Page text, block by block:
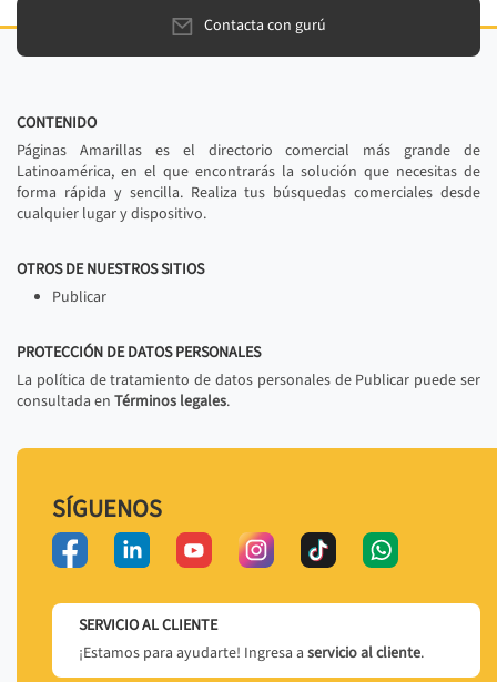
Contacta con gurú
CONTENIDO
Páginas Amarillas es el directorio comercial más grande de
Latinoamérica, en el que encontrarás la solución que necesitas de
forma rápida y sencilla. Realiza tus búsquedas comerciales desde
cualquier lugar y dispositivo.
OTROS DE NUESTROS SITIOS
Publicar
PROTECCIÓN DE DATOS PERSONALES
La política de tratamiento de datos personales de Publicar puede ser
consultada en Términos legales.
SÍGUENOS
SERVICIO AL CLIENTE
¡Estamos para ayudarte! Ingresa a servicio al cliente.